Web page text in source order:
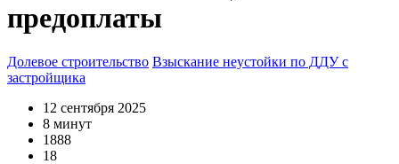
предоплаты
Долевое строительство Взыскание неустойки по ДДУ с
застройщика
12 сентября 2025
8 минут
1888
18